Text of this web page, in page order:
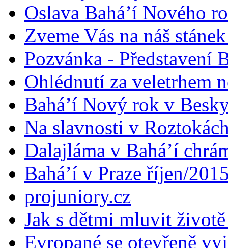
Oslava Bahá’í Nového
Zveme Vás na náš
Pozvánka - Představení
Ohlédnutí za veletrhem
Bahá’í Nový rok v
Na slavnosti v
Dalajláma v Bahá’í
Bahá’í v Praze říjen/
projuniory.cz
Jak s dětmi mluvit
Evropané se otevřeně